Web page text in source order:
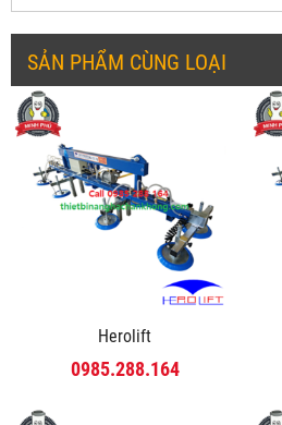
SẢN PHẨM CÙNG LOẠI
Herolift
0985.288.164